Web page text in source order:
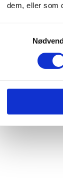
dem, eller som